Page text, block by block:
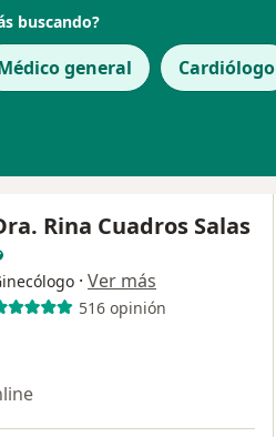
buscando?
general Cardiólogo
Rina Cuadros Salas
· Ver más
516 opinión